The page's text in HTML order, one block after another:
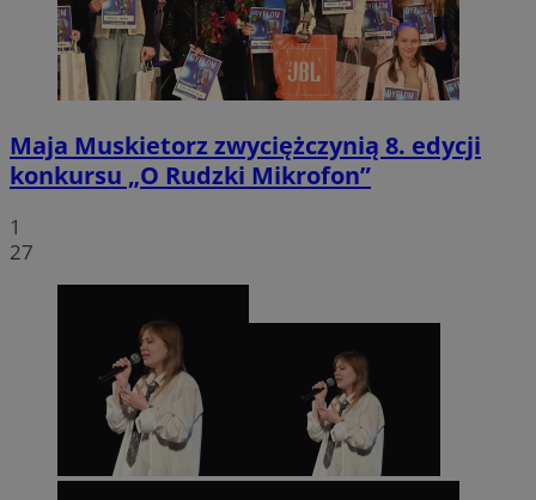
Maja Muskietorz zwyciężczynią 8. edycji
konkursu „O Rudzki Mikrofon”
1
27